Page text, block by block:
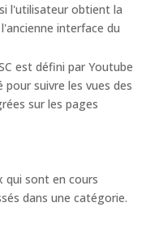
l'utilisateur obtient la
interface du
est défini par Youtube
suivre les vues des
sur les pages
qui sont en cours
dans une catégorie.